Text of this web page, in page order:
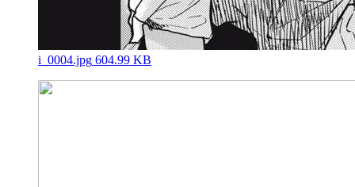
i_0004.jpg 604.99 KB